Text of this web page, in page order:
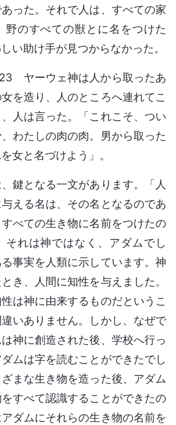
った。それで人は、すべての家
野のすべての獣とに名をつけた
い助け手が見つからなかった。
ヤーウェ神は人から取ったあ
を造り、人のところへ連れてこ
人は言った。「これこそ、つい
わたしの肉の肉。男から取った
女と名づけよう」。
鍵となる一文があります。「人
える名は、その名となるのであ
べての生き物に名前をつけたの
れは神ではなく、アダムでし
事実を人類に示しています。神
き、人間に知性を与えました。
は神に由来するものだというこ
いありません。しかし、なぜで
神に創造された後、学校へ行っ
ムは字を読むことができたでし
まな生き物を造った後、アダム
すべて認識することができたの
ダムにそれらの生き物の名前を